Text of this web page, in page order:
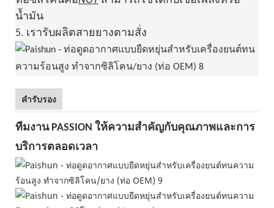
น้ำมัน
5. เรารับผลิตสายยางตามสั่ง
คำรับรอง
ทีมงาน PASSION ให้ความสำคัญกับคุณภาพและการ
บริการตลอดเวลา